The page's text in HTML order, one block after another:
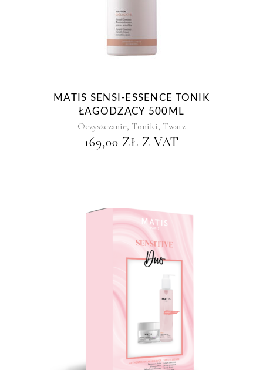
MATIS SENSI-ESSENCE TONIK
ŁAGODZĄCY 500ML
Oczyszczanie, Toniki, Twarz
169,00 ZŁ Z VAT